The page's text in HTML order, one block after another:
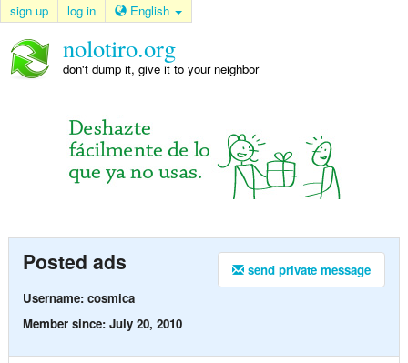
sign up log in English
nolotiro.org
don't dump it, give it to your neighbor
send private message
Posted ads
Username: cosmica
Member since: July 20, 2010